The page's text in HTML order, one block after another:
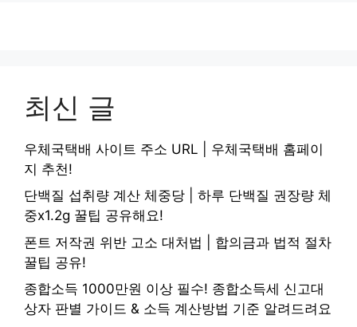
최신 글
우체국택배 사이트 주소 URL | 우체국택배 홈페이
지 추천!
단백질 섭취량 계산 체중당 | 하루 단백질 권장량 체
중x1.2g 꿀팁 공유해요!
폰트 저작권 위반 고소 대처법 | 합의금과 법적 절차
꿀팁 공유!
종합소득 1000만원 이상 필수! 종합소득세 신고대
상자 판별 가이드 & 소득 계산방법 기준 알려드려요